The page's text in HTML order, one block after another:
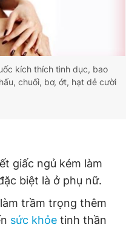
kích thích tình dục, bao
chuối, bơ, ớt, hạt dẻ cười
giấc ngủ kém làm
biệt là ở phụ nữ.
trầm trọng thêm
sức khỏe tinh thần